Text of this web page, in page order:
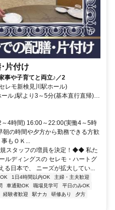
片付け
事や子育てと両立♪／2
レモ新検見川駅ホール)
ル｣駅より3～5分(基本直行直帰)の
4時間) 16:00～22:00(実働4～5時
の時間や夕方から勤務できる方歓
もＯＫ...
スタッフの増員を決定！◆◆ 私た
ルディングスの セレモ・ハートグ
る日本で、 ニーズが拡大してい...
1日4時間以内OK
主婦・主夫歓迎
車通勤OK 職場見学可
平日のみOK
経験者歓迎 駅ナカ 研修あり
夕方